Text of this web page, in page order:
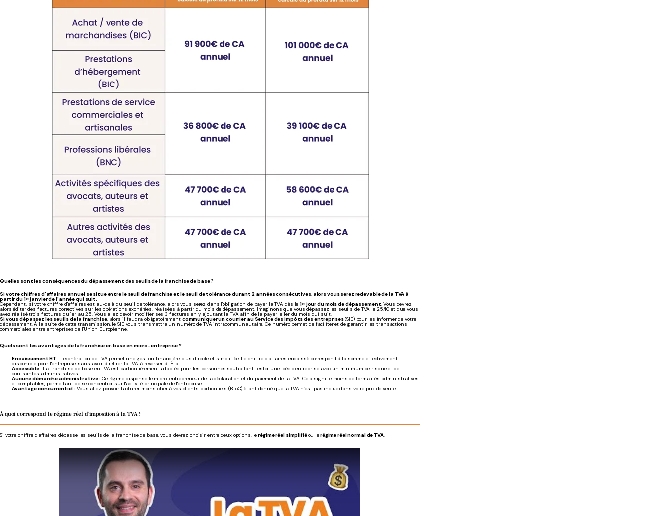
Quelles sont les conséquences du dépassement des seuils de la franchise de base ?
Si votre chiffres d'affaires annuel se situe entre le seuil de franchise et le seuil de tolérance durant 2 années consécutives, alors vous serez redevable de la TVA à
partir du 1ᵉʳ janvier de l’année qui suit.
Cependant, si votre chiffre d'affaires est au-delà du seuil de tolérance, alors vous serez dans l'obligation de payer la TVA dès le1ᵉʳ jour du mois de dépassement. Vous devrez
alors éditer des factures correctives sur les opérations exonérées, réalisées à partir du mois de dépassement. Imaginons que vous dépassez les seuils de TVA le 25/10 et que vous
avez réalisé trois factures du 1er au 25. Vous allez devoir modifier ses 3 factures en y ajoutant la TVA afin de la payer le 1er du mois qui suit.
Si vous dépassez les seuils de la franchise, alors il faudra obligatoirement communiquer un courrier au Service des impôts des entreprises(SIE) pour les informer de votre
dépassement. À la suite de cette transmission, le SIE vous transmettra un numéro de TVA intracommunautaire. Ce numéropermet de faciliter et de garantir les transactions
commerciales entre entreprises de l'Union Européenne.
Quels sont les avantages de la franchise en base en micro-entreprise ?
Encaissement HT : L'exonération de TVA permet une gestion financière plus directe et simplifiée. Le chiffre d'affaires encaissé correspond à la somme effectivement
disponible pour l'entreprise, sans avoir à retirer la TVA à reverser à l'État.
Accessible : La franchise de base en TVA est particulièrement adaptée pour les personnes souhaitant tester une idée d'entreprise avec un minimum de risque et de
contraintes administratives.
Aucune démarche administrative : Ce régime dispense le micro-entrepreneur de la déclaration et du paiement de la TVA. Cela signifie moins de formalités administratives
et comptables, permettant de se concentrer sur l'activité principale de l'entreprise.
Avantage concurrentiel : Vous allez pouvoir facturer moins cher à vos clients particuliers (BtoC) étant donné que la TVA n’est pas inclue dans votre prix de vente.
À quoi correspond le régime réel d'imposition à la TVA ?
Si votre chiffre d'affaires dépasse les seuils de la franchise de base, vous devrez choisir entre deux options, lerégime réel simplifiéou lerégime réel normal de TVA.